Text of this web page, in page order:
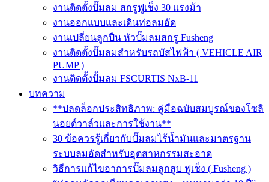
งานติดตั้งปั๊มลม สกรูฟูเช็ง 30 แรงม้า
งานออกแบบและเดินท่อลมอัด
งานเปลี่ยนลูกปืน หัวปั๊มลมสกรู Fusheng
งานติดตั้งปั๊มลมสำหรับรถบัสไฟฟ้า ( VEHICLE AIR
PUMP )
งานติดตั้งปั้มลม FSCURTIS NxB-11
บทความ
**ปลดล็อกประสิทธิภาพ: คู่มือฉบับสมบูรณ์ของโซลิ
นอยด์วาล์วและการใช้งาน**
30 ข้อควรรู้เกี่ยวกับปั๊มลมไร้น้ำมันและมาตรฐาน
ระบบลมอัดสำหรับอุตสาหกรรมสะอาด
วิธีการแก้ไขอาการปั๊มลมลูกสูบ ฟูเช็ง ( Fusheng )